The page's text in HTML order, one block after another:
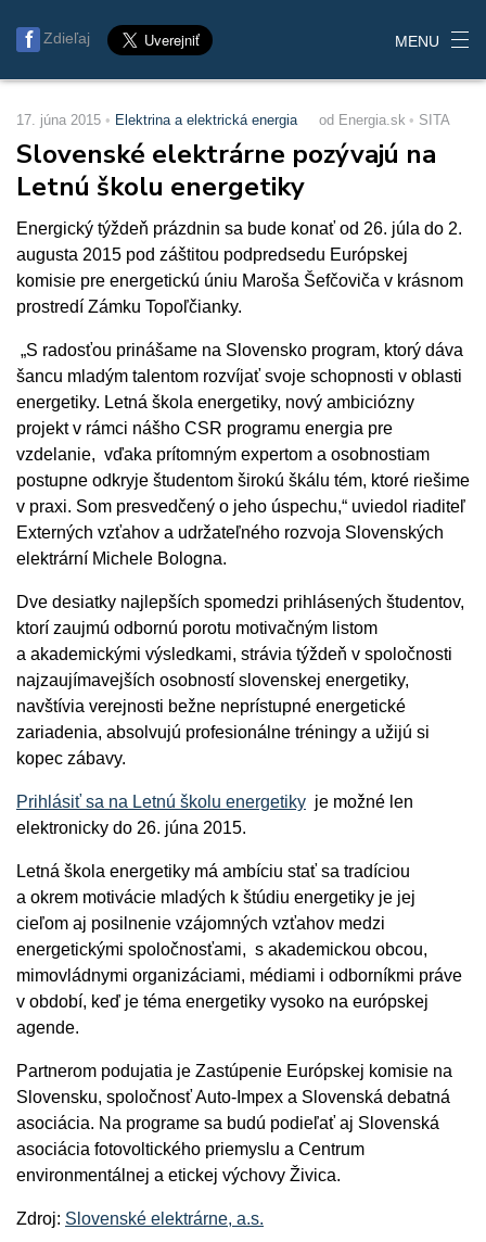
Zdieľaj MENU
17. júna 2015 Elektrina a elektrická energia od Energia.sk SITA
Slovenské elektrárne pozývajú na
Letnú školu energetiky
Energický týždeň prázdnin sa bude konať od 26. júla do 2.
augusta 2015 pod záštitou podpredsedu Európskej
komisie pre energetickú úniu Maroša Šefčoviča v krásnom
prostredí Zámku Topoľčianky.
„S radosťou prinášame na Slovensko program, ktorý dáva
šancu mladým talentom rozvíjať svoje schopnosti v oblasti
energetiky. Letná škola energetiky, nový ambiciózny
projekt v rámci nášho CSR programu energia pre
vzdelanie, vďaka prítomným expertom a osobnostiam
postupne odkryje študentom širokú škálu tém, ktoré riešime
v praxi. Som presvedčený o jeho úspechu,“ uviedol riaditeľ
Externých vzťahov a udržateľného rozvoja Slovenských
elektrární Michele Bologna.
Dve desiatky najlepších spomedzi prihlásených študentov,
ktorí zaujmú odbornú porotu motivačným listom
a akademickými výsledkami, strávia týždeň v spoločnosti
najzaujímavejších osobností slovenskej energetiky,
navštívia verejnosti bežne neprístupné energetické
zariadenia, absolvujú profesionálne tréningy a užijú si
kopec zábavy.
Prihlásiť sa na Letnú školu energetiky je možné len
elektronicky do 26. júna 2015.
Letná škola energetiky má ambíciu stať sa tradíciou
a okrem motivácie mladých k štúdiu energetiky je jej
cieľom aj posilnenie vzájomných vzťahov medzi
energetickými spoločnosťami, s akademickou obcou,
mimovládnymi organizáciami, médiami i odborníkmi práve
v období, keď je téma energetiky vysoko na európskej
agende.
Partnerom podujatia je Zastúpenie Európskej komisie na
Slovensku, spoločnosť Auto-Impex a Slovenská debatná
asociácia. Na programe sa budú podieľať aj Slovenská
asociácia fotovoltického priemyslu a Centrum
environmentálnej a etickej výchovy Živica.
Zdroj: Slovenské elektrárne, a.s.